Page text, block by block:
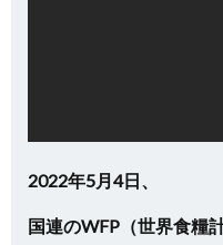
2022年5月4日、
国連のWFP（世界食糧計